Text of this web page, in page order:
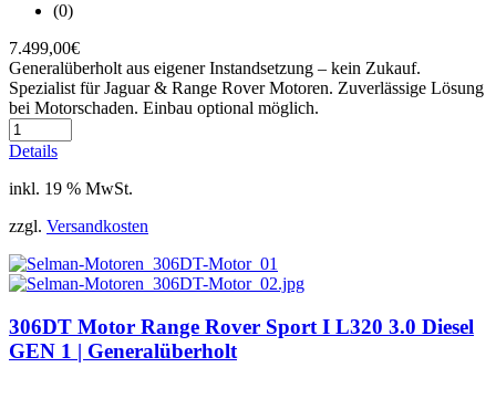
(0)
7.499,00€
Generalüberholt aus eigener Instandsetzung – kein Zukauf.
Spezialist für Jaguar & Range Rover Motoren. Zuverlässige Lösung
bei Motorschaden. Einbau optional möglich.
Details
inkl. 19 % MwSt.
zzgl. Versandkosten
306DT Motor Range Rover Sport I L320 3.0 Diesel
GEN 1 | Generalüberholt